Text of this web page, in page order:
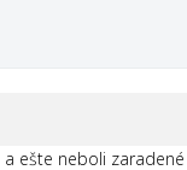
ešte neboli